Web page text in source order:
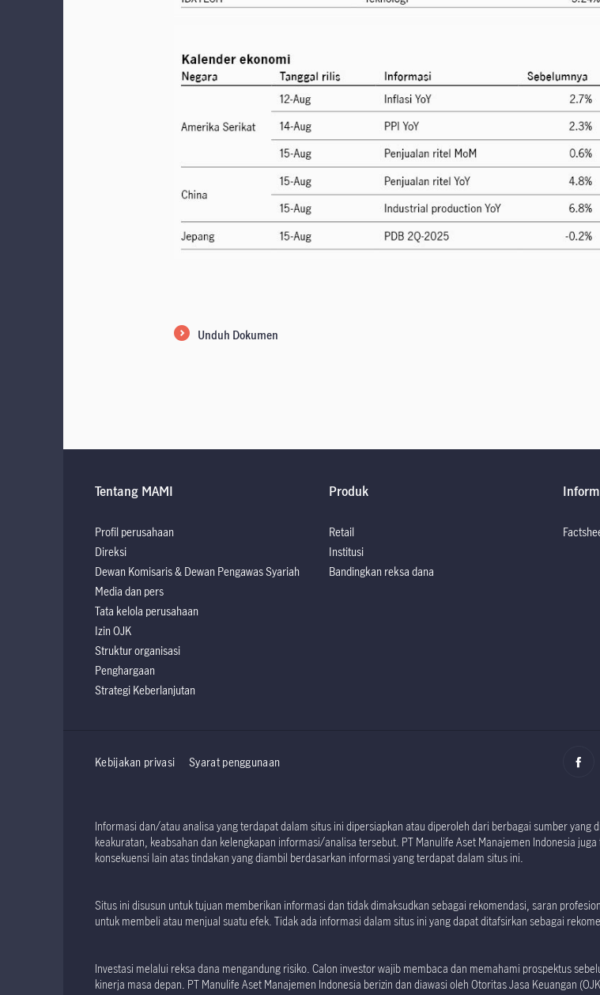
Unduh Dokumen
Tentang MAMI
Profil perusahaan
Direksi
Dewan Komisaris & Dewan Pengawas Syariah
Media dan pers
Tata kelola perusahaan
Izin OJK
Struktur organisasi
Penghargaan
Strategi Keberlanjutan
Produk
Retail
Institusi
Bandingkan reksa dana
Kebijakan privasi Syarat penggunaan
Informasi dan/atau analisa yang terdapat dalam situs ini dipersiapkan atau diperoleh dari berbagai sumber
keakuratan, keabsahan dan kelengkapan informasi/analisa tersebut. PT Manulife Aset Manajemen Indonesia
konsekuensi lain atas tindakan yang diambil berdasarkan informasi yang terdapat dalam situs ini.
Situs ini disusun untuk tujuan memberikan informasi dan tidak dimaksudkan sebagai rekomendasi, saran
untuk membeli atau menjual suatu efek. Tidak ada informasi dalam situs ini yang dapat ditafsirkan sebagai
Investasi melalui reksa dana mengandung risiko. Calon investor wajib membaca dan memahami prospektus
kinerja masa depan. PT Manulife Aset Manajemen Indonesia berizin dan diawasi oleh Otoritas Jasa Keuangan